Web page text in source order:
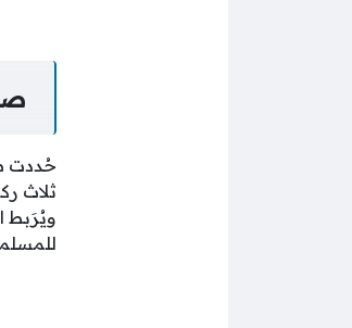
حُددت
ثلاث
ويُرَبط